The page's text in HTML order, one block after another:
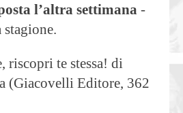
l’altra settimana -
riscopri te stessa! di
(Giacovelli Editore, 362